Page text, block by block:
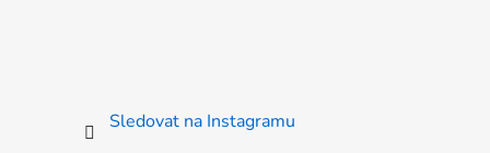
Sledovat na Instagramu